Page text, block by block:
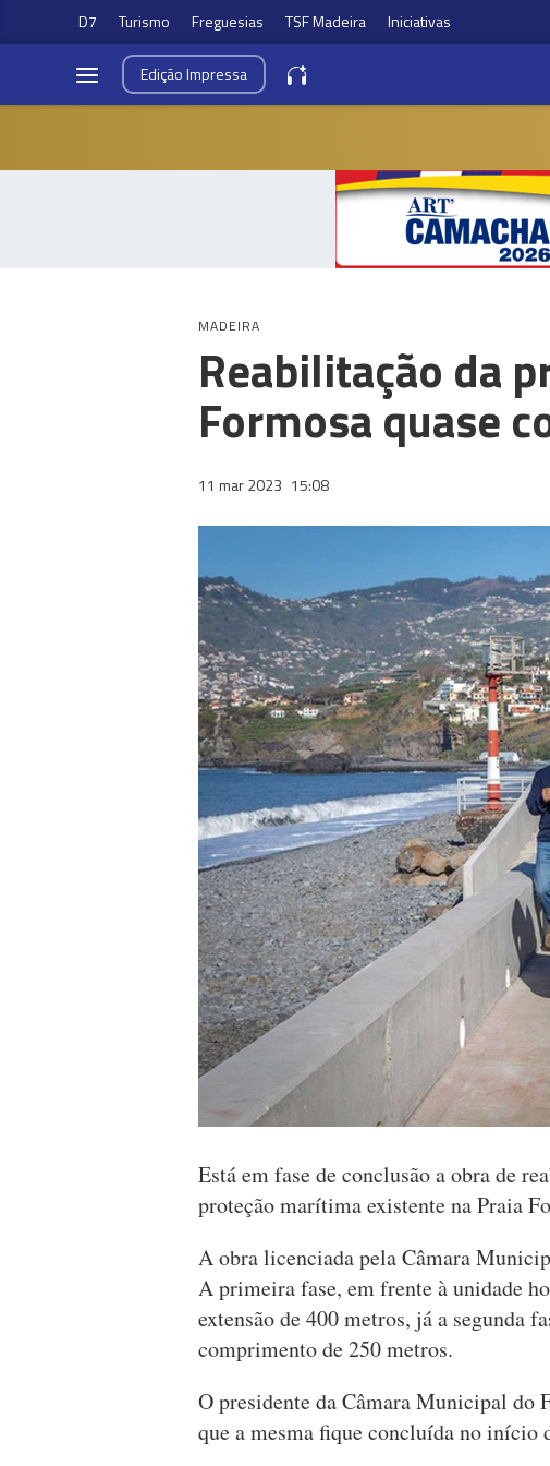
D7 Turismo Freguesias TSF Madeira Iniciativas
EdiçãoImpressa
MADEIRA
Reabilitação da
Formosa quase
11 mar 2023 15:08
Está em fase de conclusão a obra de
proteção marítima existente na Praia
A obra licenciada pela Câmara
A primeira fase, em frente à unidade
extensão de 400 metros, já a segunda
comprimento de 250 metros.
O presidente da Câmara Municipal do
que a mesma fique concluída no início